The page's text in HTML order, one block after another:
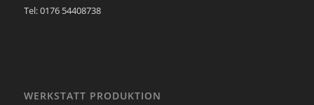
Tel: 0176 54408738
WERKSTATT PRODUKTION